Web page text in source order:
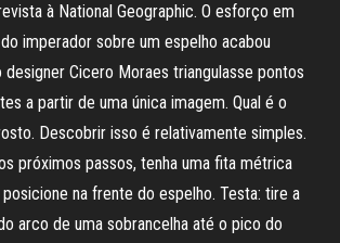
à National Geographic. O esforço em
imperador sobre um espelho acabou
Cicero Moraes triangulasse pontos
a partir de uma única imagem. Qual é o
Descobrir isso é relativamente simples.
próximos passos, tenha uma fita métrica
na frente do espelho. Testa: tire a
arco de uma sobrancelha até o pico do